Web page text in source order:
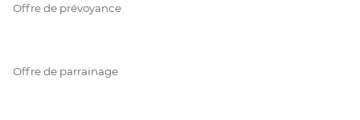
Offre de prévoyance
Offre de parrainage